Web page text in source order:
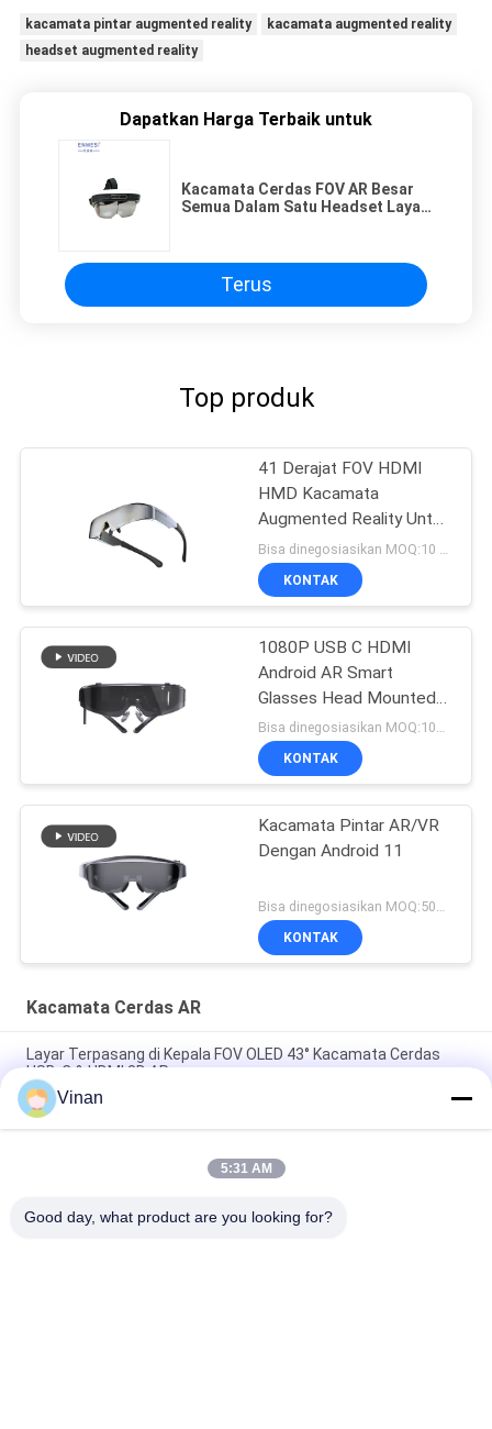
kacamata pintar augmented reality
kacamata augmented reality
headset augmented reality
Dapatkan Harga Terbaik untuk
Kacamata Cerdas FOV AR Besar
Semua Dalam Satu Headset Layar
Terus
Top produk
41 Derajat FOV HDMI
HMD Kacamata
Augmented Reality Untuk
Ponsel / Komputer
KONTAK
1080P USB C HDMI
Android AR Smart
Glasses Head Mounted
Display WIFI & BluetoothBisa dinegosiasikan MOQ:10PCS
KONTAK
Kacamata Pintar AR/VR
Dengan Android 11
Bisa dinegosiasikan MOQ:500 pcs
KONTAK
Kacamata Cerdas AR
Layar Terpasang di Kepala FOV OLED 43° Kacamata Cerdas
USB-C & HDMI 3D AR
1080P OLED 43° FOV 1800 Nits AR Smart Glasses 0~-600°
Dioptor HMD 3D Glasses Dengan USB-C
2000 Nits OLED 1920 * 1080 * 2 Kacamata Augmented Reality
Vinan
5:31 AM
Good day, what product are you looking for?